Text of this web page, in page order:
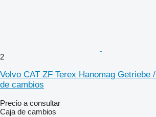
2
Volvo CAT ZF Terex Hanomag Getriebe
de cambios
Precio a consultar
Caja de cambios